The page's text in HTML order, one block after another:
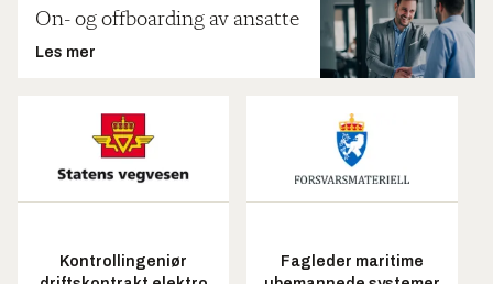
On- og offboarding av ansatte
Les mer
Kontrollingeniør
Fagleder maritime